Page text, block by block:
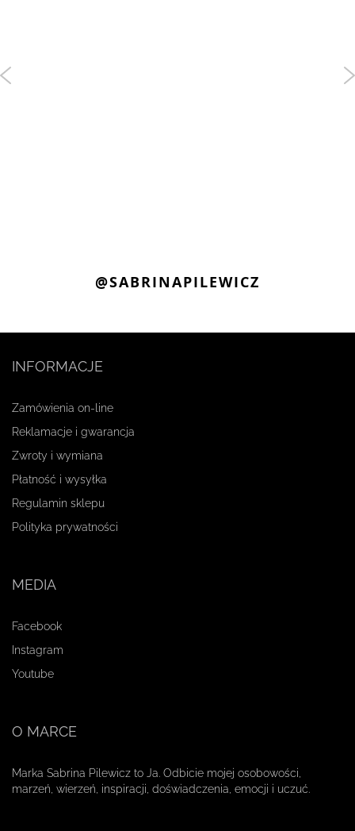
@SABRINAPILEWICZ
INFORMACJE
Zamówienia on-line
Reklamacje i gwarancja
Zwroty i wymiana
Płatność i wysyłka
Regulamin sklepu
Polityka prywatności
MEDIA
Facebook
Instagram
Youtube
O MARCE
Marka Sabrina Pilewicz to Ja. Odbicie mojej osobowości,
marzeń, wierzeń, inspiracji, doświadczenia, emocji i uczuć.